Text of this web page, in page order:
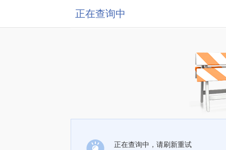
正在查询中
正在查询中，请刷新重试